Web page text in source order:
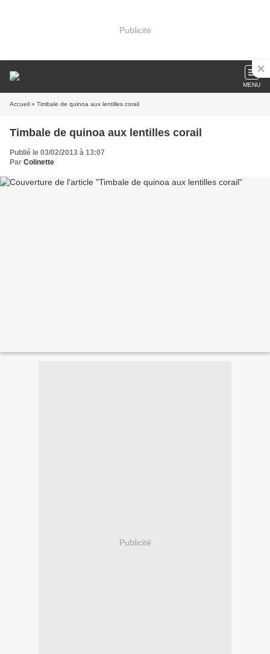
Publicité
MENU
Accueil » Timbale de quinoa aux lentilles corail
Timbale de quinoa aux lentilles corail
Publié le 03/02/2013 à 13:07
Par Colinette
Publicité